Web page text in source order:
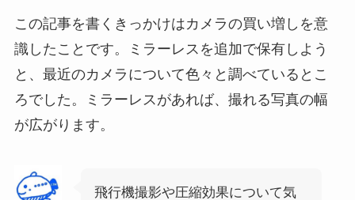
この記事を書くきっかけはカメラの買い増しを意
識したことです。ミラーレスを追加で保有しよう
と、最近のカメラについて色々と調べているとこ
ろでした。ミラーレスがあれば、撮れる写真の幅
が広がります。
飛行機撮影や圧縮効果について気